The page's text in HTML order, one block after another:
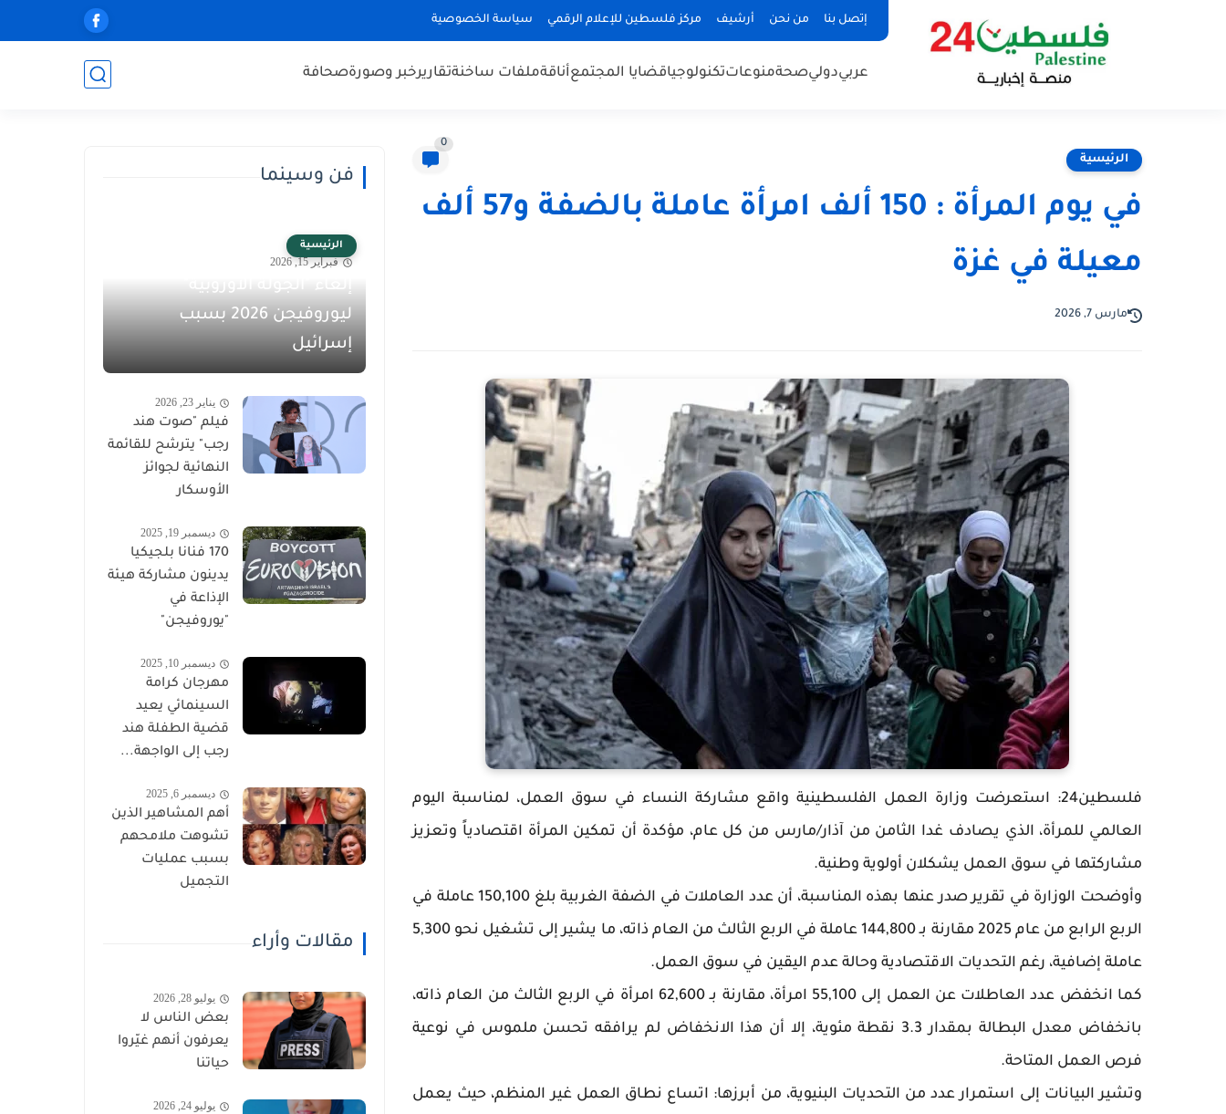
إتصل بنا من نحن أرشيف مركز فلسطين للإعلام الرقمي سياسة الخصوصية
عربيدوليصحةمنوعاتتكنولوجياقضايا المجتمعأناقةملفات ساخنةتقاريرخبر وصورةصحافة
الرئيسية
0
في يوم المرأة : 150 ألف امرأة عاملة بالضفة و57 ألف
معيلة في غزة
مارس 7, 2026
فلسطين24: استعرضت وزارة العمل الفلسطينية واقع مشاركة النساء في سوق العمل، لمناسبة اليوم
العالمي للمرأة، الذي يصادف غدا الثامن من آذار/مارس من كل عام، مؤكدة أن تمكين المرأة اقتصادياً وتعزيز
مشاركتها في سوق العمل يشكلان أولوية وطنية.
وأوضحت الوزارة في تقرير صدر عنها بهذه المناسبة، أن عدد العاملات في الضفة الغربية بلغ 150,100 عاملة في
الربع الرابع من عام 2025 مقارنة بـ 144,800 عاملة في الربع الثالث من العام ذاته، ما يشير إلى تشغيل نحو 5,300
عاملة إضافية، رغم التحديات الاقتصادية وحالة عدم اليقين في سوق العمل.
كما انخفض عدد العاطلات عن العمل إلى 55,100 امرأة، مقارنة بـ 62,600 امرأة في الربع الثالث من العام ذاته،
بانخفاض معدل البطالة بمقدار 3.3 نقطة مئوية، إلا أن هذا الانخفاض لم يرافقه تحسن ملموس في نوعية
فرص العمل المتاحة.
وتشير البيانات إلى استمرار عدد من التحديات البنيوية، من أبرزها: اتساع نطاق العمل غير المنظم، حيث يعمل
فن وسينما
الرئيسية
فبراير 15, 2026
إلغاء "الجولة الأوروبية"
ليوروفيجن 2026 بسبب
إسرائيل
يناير 23, 2026
فيلم "صوت هند
رجب" يترشح للقائمة
النهائية لجوائز
الأوسكار
ديسمبر 19, 2025
170 فنانا بلجيكيا
يدينون مشاركة هيئة
الإذاعة في
"يوروفيجن"
ديسمبر 10, 2025
مهرجان كرامة
السينمائي يعيد
قضية الطفلة هند
رجب إلى الواجهة...
ديسمبر 6, 2025
أهم المشاهير الذين
تشوهت ملامحهم
بسبب عمليات
التجميل
مقالات وأراء
يوليو 28, 2026
بعض الناس لا
يعرفون أنهم غيّروا
حياتنا
يوليو 24, 2026